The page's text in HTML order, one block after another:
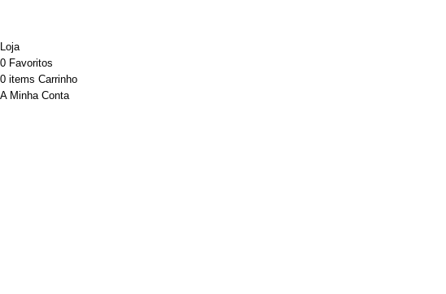
Loja
0 Favoritos
0 items Carrinho
A Minha Conta